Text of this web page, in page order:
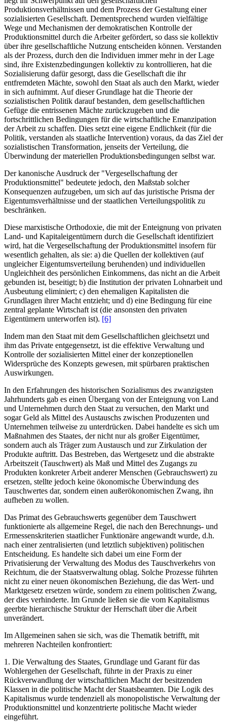
Produktionsverhältnissen und dem Prozess der Gestaltung einer
sozialisierten Gesellschaft. Dementsprechend wurden vielfältige
Wege und Mechanismen der demokratischen Kontrolle der
Produktionsmittel durch die Arbeiter gefördert, so dass sie kollektiv
über ihre gesellschaftliche Nutzung entscheiden können. Verstanden
als der Prozess, durch den die Individuen immer mehr in der Lage
sind, ihre Existenzbedingungen kollektiv zu kontrollieren, hat die
Sozialisierung dafür gesorgt, dass die Gesellschaft die ihr
entfremdeten Mächte, sowohl den Staat als auch den Markt, wieder
in sich aufnimmt. Auf dieser Grundlage hat die Theorie der
sozialistischen Politik darauf bestanden, dem gesellschaftlichen
Gefüge die entrissenen Mächte zurückzugeben und die
fortschrittlichen Bedingungen für die wirtschaftliche Emanzipation
der Arbeit zu schaffen. Dies setzt eine eigene Endlichkeit (für die
Politik, verstanden als staatliche Intervention) voraus, da das Ziel der
sozialistischen Transformation, jenseits der Verteilung, die
Überwindung der materiellen Produktionsbedingungen selbst war.
Der kanonische Ausdruck der "Vergesellschaftung der
Produktionsmittel" bedeutete jedoch, den Maßstab solcher
Konsequenzen aufzugeben, um sich auf das juristische Prisma der
Eigentumsverhältnisse und der staatlichen Verteilungspolitik zu
beschränken.
Diese marxistische Orthodoxie, die mit der Enteignung von privaten
Land- und Kapitaleigentümern durch die Gesellschaft identifiziert
wird, hat die Vergesellschaftung der Produktionsmittel insofern für
wesentlich gehalten, als sie: a) die Quellen der kollektiven (auf
ungleicher Eigentumsverteilung beruhenden) und individuellen
Ungleichheit des persönlichen Einkommens, das nicht an die Arbeit
gebunden ist, beseitigt; b) die Institution der privaten Lohnarbeit und
Ausbeutung eliminiert; c) den ehemaligen Kapitalisten die
Grundlagen ihrer Macht entzieht; und d) eine Bedingung für eine
zentral geplante Wirtschaft ist (die ansonsten den privaten
Eigentümern unterworfen ist). [6]
Indem man den Staat mit dem Gesellschaftlichen gleichsetzt und
ihm das Private entgegensetzt, ist die effektive Verwaltung und
Kontrolle der sozialisierten Mittel einer der konzeptionellen
Widersprüche des Konzepts gewesen, mit spürbaren praktischen
Auswirkungen.
In den Erfahrungen des historischen Sozialismus des zwanzigsten
Jahrhunderts gab es einen Übergang von der Enteignung von Land
und Unternehmen durch den Staat zu versuchen, den Markt und
sogar Geld als Mittel des Austauschs zwischen Produzenten und
Unternehmen teilweise zu unterdrücken. Dabei handelte es sich um
Maßnahmen des Staates, der nicht nur als großer Eigentümer,
sondern auch als Träger zum Austausch und zur Zirkulation der
Produkte auftritt. Das Bestreben, das Wertgesetz und die abstrakte
Arbeitszeit (Tauschwert) als Maß und Mittel des Zugangs zu
Produkten konkreter Arbeit anderer Menschen (Gebrauchswert) zu
ersetzen, stellte jedoch keine ökonomische Überwindung des
Tauschwertes dar, sondern einen außerökonomischen Zwang, ihn
aufheben zu wollen.
Das Primat des Gebrauchswerts gegenüber dem Tauschwert
funktionierte als allgemeine Regel, die nach den Berechnungs- und
Ermessenskriterien staatlicher Funktionäre angewandt wurde, d.h.
nach einer zentralisierten (und letztlich subjektiven) politischen
Entscheidung. Es handelte sich dabei um eine Form der
Privatisierung der Verwaltung des Modus des Tauschverkehrs von
Reichtum, die der Staatsverwaltung oblag. Solche Prozesse führten
nicht zu einer neuen ökonomischen Beziehung, die das Wert- und
Marktgesetz ersetzen würde, sondern zu einem politischen Zwang,
der dies verhinderte. Im Grunde ließen sie die vom Kapitalismus
geerbte hierarchische Struktur der Herrschaft über die Arbeit
unverändert.
Im Allgemeinen sahen sie sich, was die Thematik betrifft, mit
mehreren Nachteilen konfrontiert:
1. Die Verwaltung des Staates, Grundlage und Garant für das
Wohlergehen der Gesellschaft, führte in der Praxis zu einer
Rückverwandlung der wirtschaftlichen Macht der besitzenden
Klassen in die politische Macht der Staatsbeamten. Die Logik des
Kapitalismus wurde tendenziell als monopolistische Verwaltung der
Produktionsmittel und konzentrierte politische Macht wieder
eingeführt.